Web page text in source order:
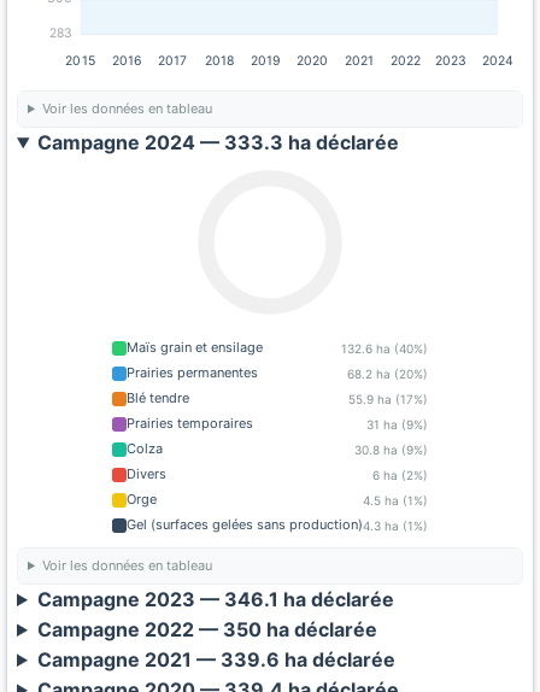
283
2015 2016 2017 2018 2019 2020 2021 2022 2023 2024
Voir les données en tableau
Campagne 2024 — 333.3 ha déclarée
Maïs grain et ensilage 132.6 ha (40%)
Prairies permanentes 68.2 ha (20%)
Blé tendre 55.9 ha (17%)
Prairies temporaires 31 ha (9%)
Colza 30.8 ha (9%)
Divers 6 ha (2%)
Orge 4.5 ha (1%)
Gel (surfaces gelées sans production)4.3 ha (1%)
Voir les données en tableau
Campagne 2023 — 346.1 ha déclarée
Campagne 2022 — 350 ha déclarée
Campagne 2021 — 339.6 ha déclarée